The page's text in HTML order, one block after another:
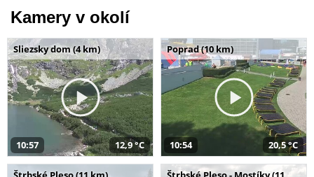
Kamery v okolí
Sliezsky dom (4 km)
10:57 12,9 °C
Poprad (10 km)
10:54 20,5 °C